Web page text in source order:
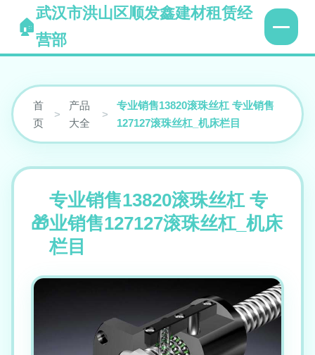
武汉市洪山区顺发鑫建材租赁经
营部
首
页
>
产品
大全
>
专业销售13820滚珠丝杠 专业销售
127127滚珠丝杠_机床栏目
专业销售13820滚珠丝杠 专
业销售127127滚珠丝杠_机床
栏目